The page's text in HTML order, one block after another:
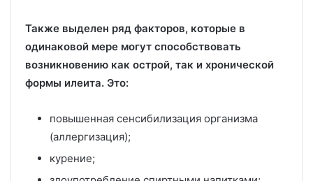
Также выделен ряд факторов, которые в
одинаковой мере могут способствовать
возникновению как острой, так и хронической
формы илеита. Это:
повышенная сенсибилизация организма
(аллергизация);
курение;